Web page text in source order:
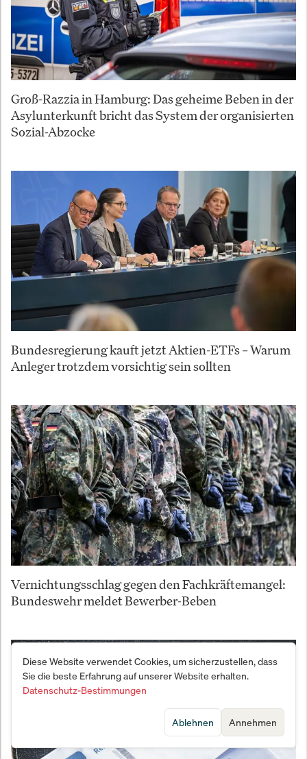
Groß-Razzia in Hamburg: Das geheime Beben in der
Asylunterkunft bricht das System der organisierten
Sozial-Abzocke
Bundesregierung kauft jetzt Aktien-ETFs – Warum
Anleger trotzdem vorsichtig sein sollten
Vernichtungsschlag gegen den Fachkräftemangel:
Bundeswehr meldet Bewerber-Beben
Diese Website verwendet Cookies, um sicherzustellen, dass
Sie die beste Erfahrung auf unserer Website erhalten.
Datenschutz-Bestimmungen
Annehmen
Ablehnen